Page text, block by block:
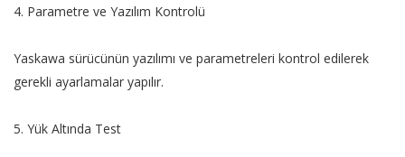
4. Parametre ve Yazılım Kontrolü
Yaskawa sürücünün yazılımı ve parametreleri kontrol edilerek
gerekli ayarlamalar yapılır.
5. Yük Altında Test